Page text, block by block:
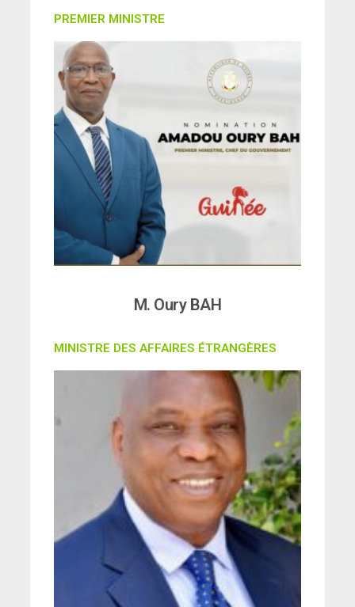
PREMIER MINISTRE
M. Oury BAH
MINISTRE DES AFFAIRES ÉTRANGÈRES